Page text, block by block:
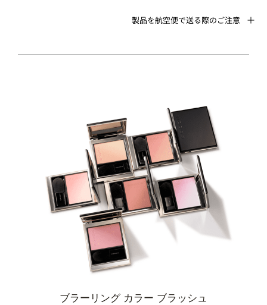
製品を航空便で送る際のご注意
ブラーリング カラー ブラッシュ